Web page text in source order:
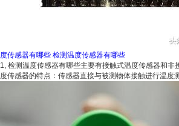
度传感器有哪些 检测温度传感器有哪些
1, 检测温度传感器有哪些主要有接触式温度传感器和非
度传感器的特点：传感器直接与被测物体接触进行温度